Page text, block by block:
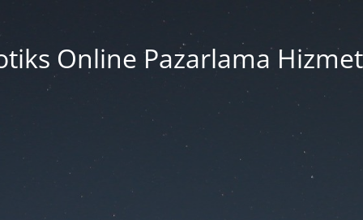
Online Pazarlama